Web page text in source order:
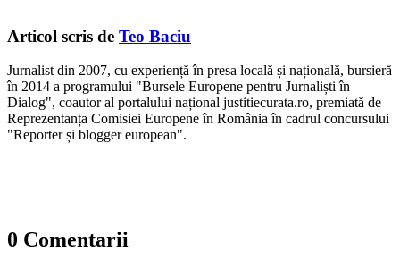
Articol scris de Teo Baciu
Jurnalist din 2007, cu experiență în presa locală și națională, bursieră
în 2014 a programului "Bursele Europene pentru Jurnaliști în
Dialog", coautor al portalului național justitiecurata.ro, premiată de
Reprezentanța Comisiei Europene în România în cadrul concursului
"Reporter și blogger european".
0 Comentarii